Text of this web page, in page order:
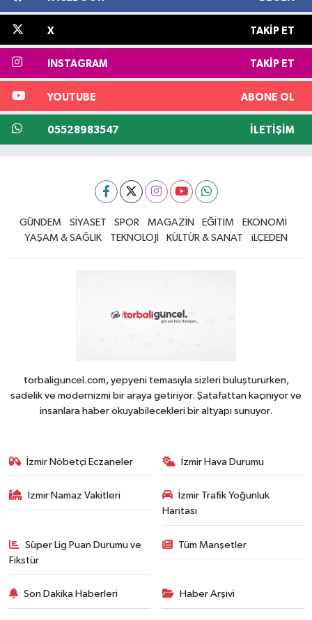
X TAKIP ET
INSTAGRAM TAKIP ET
YOUTUBE ABONE OL
05528983547 İLETIŞIM
GÜNDEM SİYASET SPOR MAGAZİN EĞİTİM
EKONOMİ
YAŞAM & SAĞLIK
TEKNOLOJİ KÜLTÜR & SANAT iLÇEDEN
torbaliguncel.com, yepyeni temasıyla sizleri buluştururken,
sadelik ve modernizmi bir araya getiriyor. Şatafattan kaçınıyor ve
insanlara haber okuyabilecekleri bir altyapı sunuyor.
İzmir Nöbetçi Eczaneler İzmir Hava Durumu
İzmir Namaz Vakitleri
İzmir Trafik Yoğunluk
Haritası
Süper Lig Puan Durumu ve
Fikstür
Tüm Manşetler
Son Dakika Haberleri Haber Arşivi